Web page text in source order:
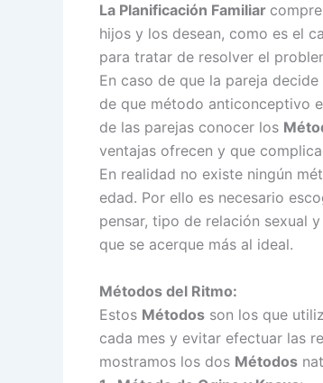
La Planificación Familiar
hijos y los desean, como es el
para tratar de resolver el
En caso de que la pareja
de que método anticonceptivo
de las parejas conocer los
ventajas ofrecen y que
En realidad no existe ningún
edad. Por ello es necesario
pensar, tipo de relación sexual
que se acerque más al ideal.
Métodos del Ritmo:
Estos Métodos son los que
cada mes y evitar efectuar las
mostramos los dos Métodos